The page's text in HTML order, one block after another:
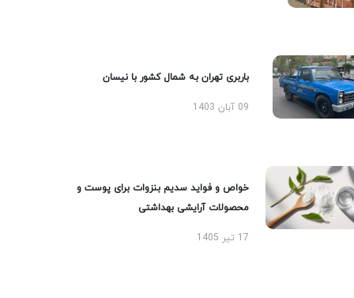
باربری تهران به شمال کشور با نیسان
09 آبان 1403
خواص و فواید سدیم بنزوات برای پوست و
محصولات آرایشی بهداشتی
17 تیر 1405